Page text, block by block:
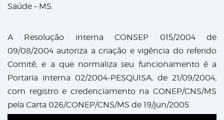
Saúde – MS.
A Resolução interna CONSEP 015/2004 de
09/08/2004 autoriza a criação e vigência do referido
Comitê, e a que normaliza seu funcionamento é a
Portaria interna 02/2004-PESQUISA, de 21/09/2004,
com registro e credenciamento na CONEP/CNS/MS
pela Carta 026/CONEP/CNS/MS de 19/jun/2005.